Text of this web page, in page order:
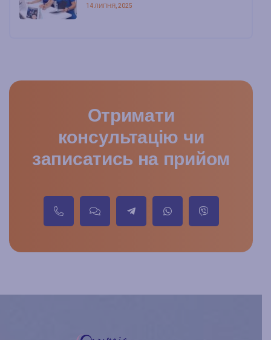
14 ЛИПНЯ, 2025
Отримати
консультацію чи
записатись на прийом